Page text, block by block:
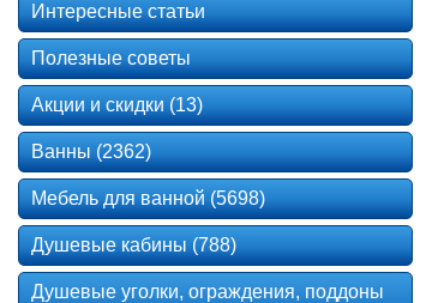
Интересные статьи
Полезные советы
Акции и скидки (13)
Ванны (2362)
Мебель для ванной (5698)
Душевые кабины (788)
Душевые уголки, ограждения, поддоны